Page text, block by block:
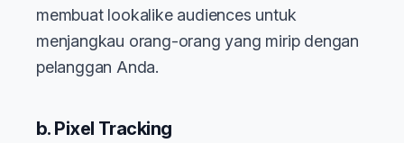
membuat lookalike audiences untuk
menjangkau orang-orang yang mirip dengan
pelanggan Anda.
b. Pixel Tracking